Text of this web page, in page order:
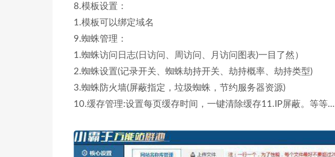
8.模板设置：
1.模板可以绑定域名
9.蜘蛛管理：
1.蜘蛛访问日志(日访问、周访问、月访问图表)一目了然）
2.蜘蛛设置(记录开关、蜘蛛劫持开关、劫持概率、劫持类型)
3.蜘蛛防火墙(屏蔽指定，垃圾蜘蛛，节约服务器资源)
10.缓存管理:设置每页缓存时间，一键清除缓存11.IP屏蔽。等等…